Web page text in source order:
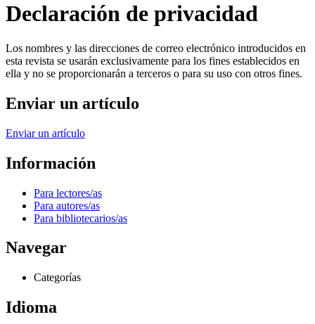
Declaración de privacidad
Los nombres y las direcciones de correo electrónico introducidos en
esta revista se usarán exclusivamente para los fines establecidos en
ella y no se proporcionarán a terceros o para su uso con otros fines.
Enviar un artículo
Enviar un artículo
Información
Para lectores/as
Para autores/as
Para bibliotecarios/as
Navegar
Categorías
Idioma